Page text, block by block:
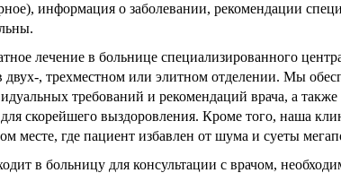
информация о заболевании, рекомендации
лечение в больнице специализированного
, трехместном или элитном отделении. Мы
требований и рекомендаций врача, а
скорейшего выздоровления. Кроме того, наша
месте, где пациент избавлен от шума и суеты
в больницу для консультации с врачом,